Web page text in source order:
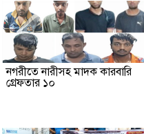
নগরীতে নারীসহ মাদক কারবারি
গ্রেফতার ১০